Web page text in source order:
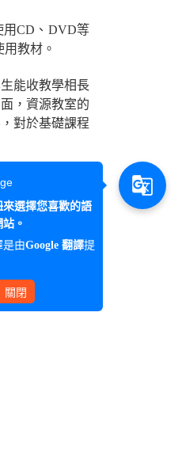
CD、DVD等
教材。
能收教學相長
，資源教室的
對於基礎課程
或不正常情
之平均為30
選擇您喜歡的語
。
是由Google 翻譯提
關閉
g_translate